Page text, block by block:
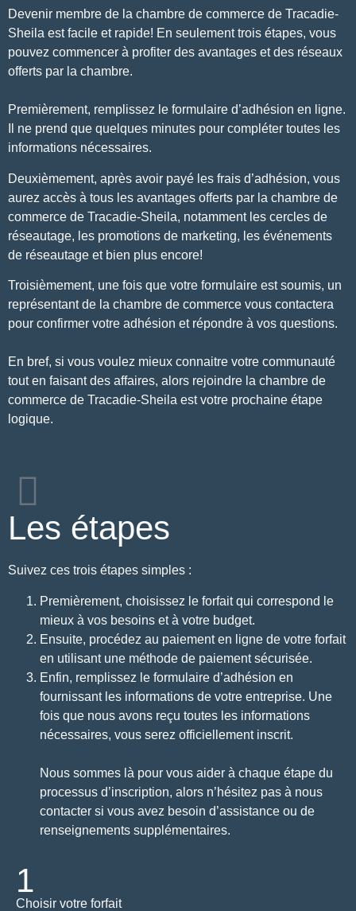
Devenir membre de la chambre de commerce de Tracadie-
Sheila est facile et rapide! En seulement trois étapes, vous
pouvez commencer à profiter des avantages et des réseaux
offerts par la chambre.
Premièrement, remplissez le formulaire d’adhésion en ligne.
Il ne prend que quelques minutes pour compléter toutes les
informations nécessaires.
Deuxièmement, après avoir payé les frais d’adhésion, vous
aurez accès à tous les avantages offerts par la chambre de
commerce de Tracadie-Sheila, notamment les cercles de
réseautage, les promotions de marketing, les événements
de réseautage et bien plus encore!
Troisièmement, une fois que votre formulaire est soumis, un
représentant de la chambre de commerce vous contactera
pour confirmer votre adhésion et répondre à vos questions.
En bref, si vous voulez mieux connaitre votre communauté
tout en faisant des affaires, alors rejoindre la chambre de
commerce de Tracadie-Sheila est votre prochaine étape
logique.
Les étapes
Suivez ces trois étapes simples :
Premièrement, choisissez le forfait qui correspond le
mieux à vos besoins et à votre budget.
Ensuite, procédez au paiement en ligne de votre forfait
en utilisant une méthode de paiement sécurisée.
Enfin, remplissez le formulaire d’adhésion en
fournissant les informations de votre entreprise. Une
fois que nous avons reçu toutes les informations
nécessaires, vous serez officiellement inscrit.
Nous sommes là pour vous aider à chaque étape du
processus d’inscription, alors n’hésitez pas à nous
contacter si vous avez besoin d’assistance ou de
renseignements supplémentaires.
1
Choisir votre forfait